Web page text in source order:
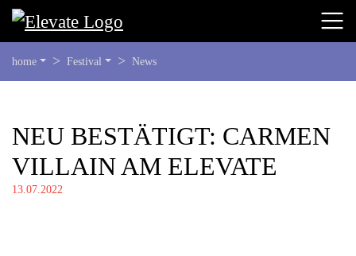
BEFINDEN
SICH
home Festival News
BEGINN
DES
SEITENBEREICHS:
INHALT
NEU BESTÄTIGT: CARMEN
VILLAIN AM ELEVATE
13.07.2022